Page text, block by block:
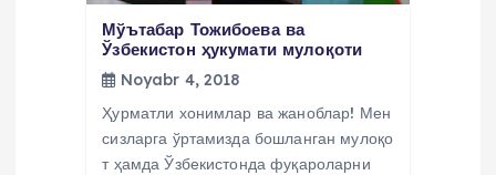
Мўътабар Тожибоева ва
Ўзбекистон ҳукумати мулоқоти
Noyabr 4, 2018
Ҳурматли хонимлар ва жаноблар! Мен
сизларга ўртамизда бошланган мулоқо
т ҳамда Ўзбекистонда фуқароларни